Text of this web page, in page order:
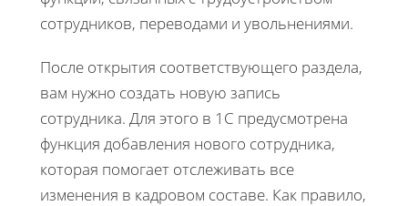
сотрудников, переводами и увольнениями.
После открытия соответствующего раздела,
вам нужно создать новую запись
сотрудника. Для этого в 1С предусмотрена
функция добавления нового сотрудника,
которая помогает отслеживать все
изменения в кадровом составе. Как правило,